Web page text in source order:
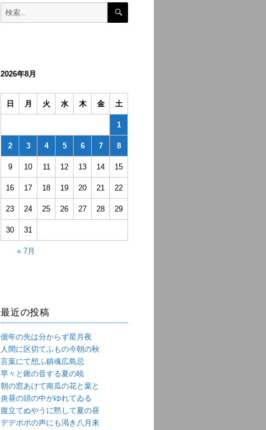
検
検
2026年8月
日 月 火 水 木 金 土
1
2 3 4 5 6 7 8
9 10 11 12 13 14 15
16 17 18 19 20 21 22
23 24 25 26 27 28 29
30 31
« 7月
最近の投稿
億年の先は分からず星月夜
人間に区切てふもの今朝の秋
言葉にて想ふ鎮魂広島忌
早々と鍬の音する夏の暁
朝の窓あけて南瓜の花と葉と
炎昼の頭の中がゆれてゐる
腹立てぬやうに黙して夏の昼
デデポポの声にも渇き八月来